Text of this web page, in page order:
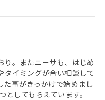
り。またニーサも、はじめ
タイミングが合い相談して
事がきっかけで始めまし
してもらえています。